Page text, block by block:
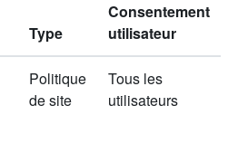
Type
Consentement
utilisateur
Politique
de site
Tous les
utilisateurs